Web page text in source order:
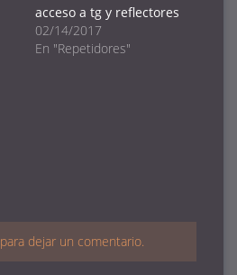
acceso a tg y reflectores
02/14/2017
En "Repetidores"
para dejar un comentario.